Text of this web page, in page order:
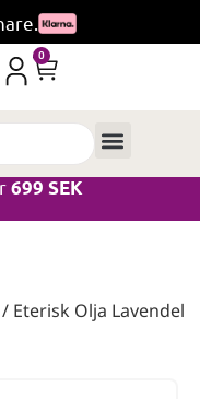
0
699 SEK
/ Eterisk Olja Lavendel